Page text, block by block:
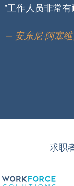
“工作人员非常
— 安东尼·阿塞
求职